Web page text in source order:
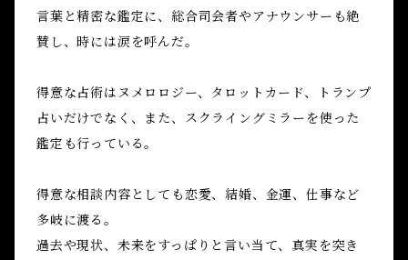
言葉と精密な鑑定に、総合司会者やアナウンサーも絶
賛し、時には涙を呼んだ。
得意な占術はヌメロロジー、タロットカード、トランプ
占いだけでなく、また、スクライングミラーを使った
鑑定も行っている。
得意な相談内容としても恋愛、結婚、金運、仕事など
多岐に渡る。
過去や現状、未来をすっぱりと言い当て、真実を突き